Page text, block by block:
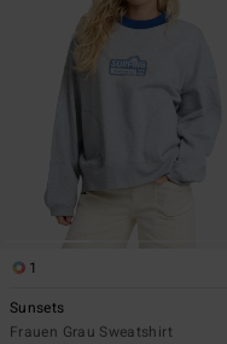
1
Sunsets
Frauen Grau Sweatshirt